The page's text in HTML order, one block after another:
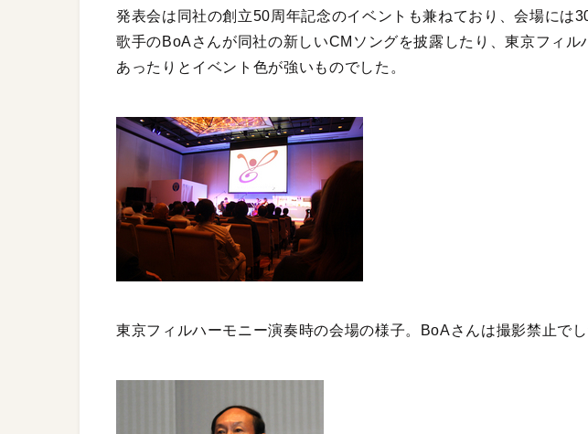
発表会は同社の創立50周年記念のイベントも兼ねており、会場には
歌手のBoAさんが同社の新しいCMソングを披露したり、東京フィル
あったりとイベント色が強いものでした。
東京フィルハーモニー演奏時の会場の様子。BoAさんは撮影禁止でし